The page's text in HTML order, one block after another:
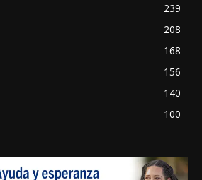
239
208
168
156
140
100